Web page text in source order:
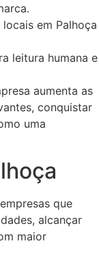
em Palhoça
leitura humana e
aumenta as
conquistar
uma
que
alcançar
maior